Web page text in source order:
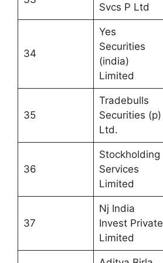
Svcs P Ltd
34
Yes
Securities
(india)
Limited
35
Tradebulls
Securities (p)
Ltd.
36
Stockholding
Services
Limited
37
Nj India
Invest Private
Limited